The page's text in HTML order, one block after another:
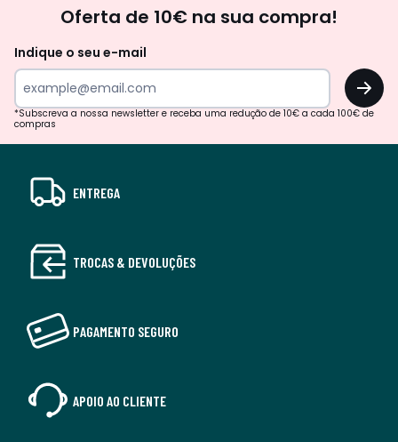
Oferta de 10€ na sua compra!
Indique o seu e-mail
OK
*Subscreva a nossa newsletter e receba uma redução de 10€ a cada 100€ de
compras
ENTREGA
TROCAS & DEVOLUÇÕES
PAGAMENTO SEGURO
APOIO AO CLIENTE